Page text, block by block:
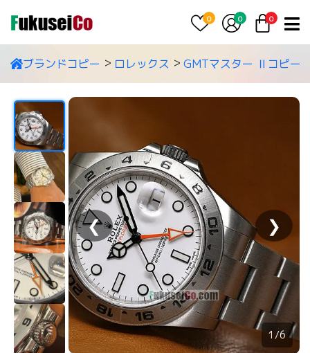
0 0 0
ブランドコピー ロレックス GMTマスター Ⅱコピー
❮ ❯
1/6